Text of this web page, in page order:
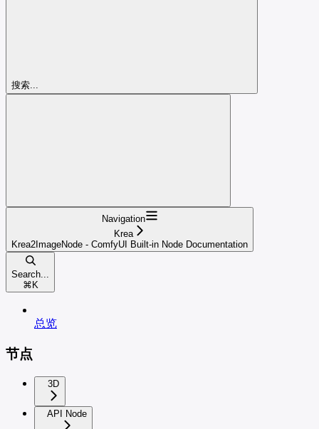
搜索...
Navigation
Krea
Krea2ImageNode - ComfyUI Built-in Node Documentation
Search...
⌘ K
总览
节点
3D
API Node